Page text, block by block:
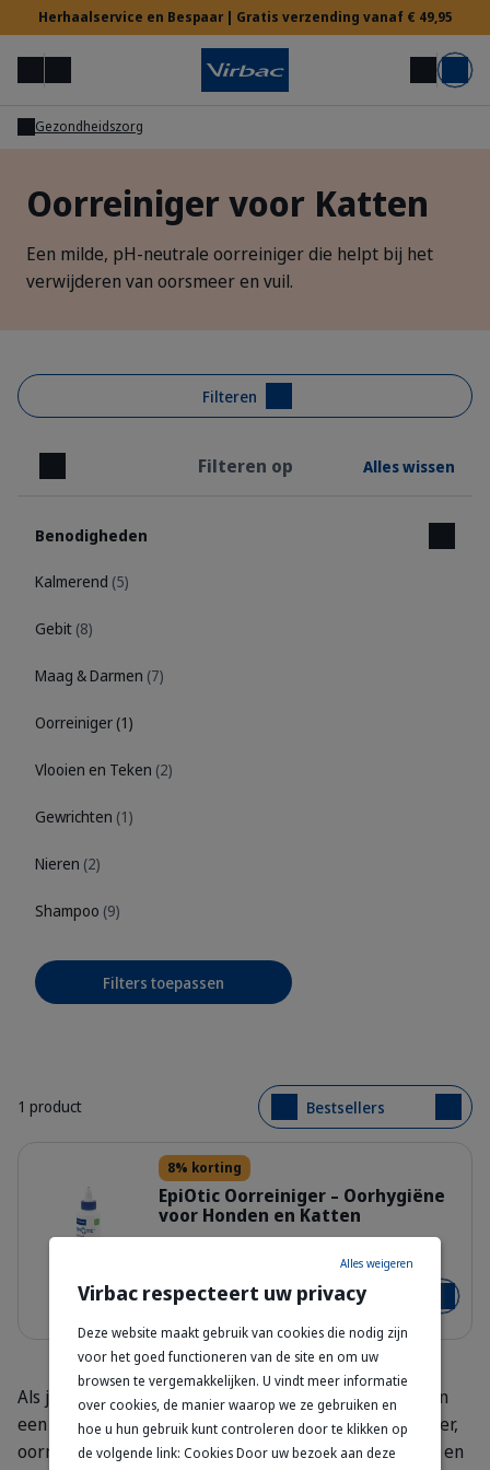
Herhaalservice en Bespaar | Gratis verzending vanaf € 49,95
MenuZoek op Mijn account Mand
Hulp nodig?
Gezondheidszorg
Oorreiniger voor Katten
Een milde, pH-neutrale oorreiniger die helpt bij het
verwijderen van oorsmeer en vuil.
Filteren
Sluiten Filteren op Alles wissen
Benodigheden
Kalmerend (5)
Gebit (8)
Maag & Darmen (7)
Oorreiniger (1)
Vlooien en Teken (2)
Gewrichten (1)
Nieren (2)
Shampoo (9)
Filters toepassen
1 product Bestsellers
8% korting
EpiOtic Oorreiniger – Oorhygiëne
voor Honden en Katten
€ 20,29€ 22,05 Voeg
Als je merkt dat je kat aan zijn oren krabt of wrijft, kan
een goede oorreiniging nuttig zijn. Overmatig oorsmeer,
oormijten, bacteriën of vuil kunnen allemaal ongemak en
Virbac respecteert uw privacy
Deze website maakt gebruik van cookies die nodig zijn
voor het goed functioneren van de site en om uw
browsen te vergemakkelijken. U vindt meer informatie
over cookies, de manier waarop we ze gebruiken en
hoe u hun gebruik kunt controleren door te klikken op
de volgende link: Cookies Door uw bezoek aan deze
Alles weigeren